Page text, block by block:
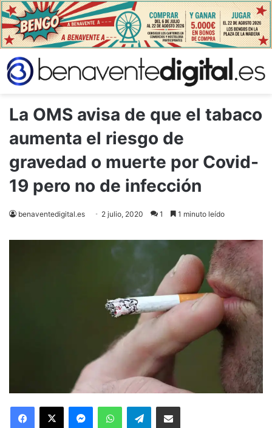
La OMS avisa de que el tabaco
aumenta el riesgo de
gravedad o muerte por Covid-
19 pero no de infección
benaventedigital.es 2 julio, 2020 1 1 minuto leído
Facebook
X MessengerWhatsAppTelegramCompartir via Email